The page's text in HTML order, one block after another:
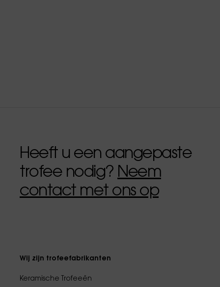
Heeft u een aangepaste
trofee nodig? Neem
contact met ons op
Wij zijn trofeefabrikanten
Keramische Trofeeën